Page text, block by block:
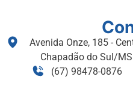
Avenida Onze, 185 -
Chapadão do Sul/MS
(67) 98478-0876